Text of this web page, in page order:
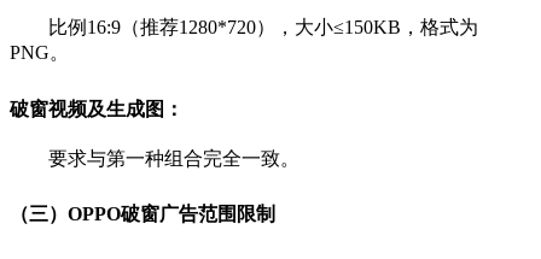
比例16:9（推荐1280*720），大小≤150KB，格式为
PNG。
破窗视频及生成图：
要求与第一种组合完全一致。
（三）OPPO破窗广告范围限制